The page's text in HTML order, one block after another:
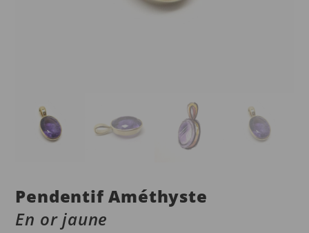
Pendentif Améthyste
En or jaune